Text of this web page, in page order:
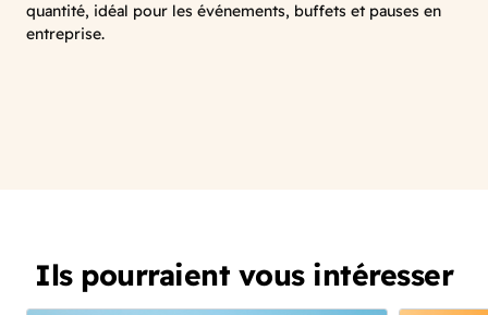
quantité, idéal pour les événements, buffets et pauses en
entreprise.
Ils pourraient vous intéresser